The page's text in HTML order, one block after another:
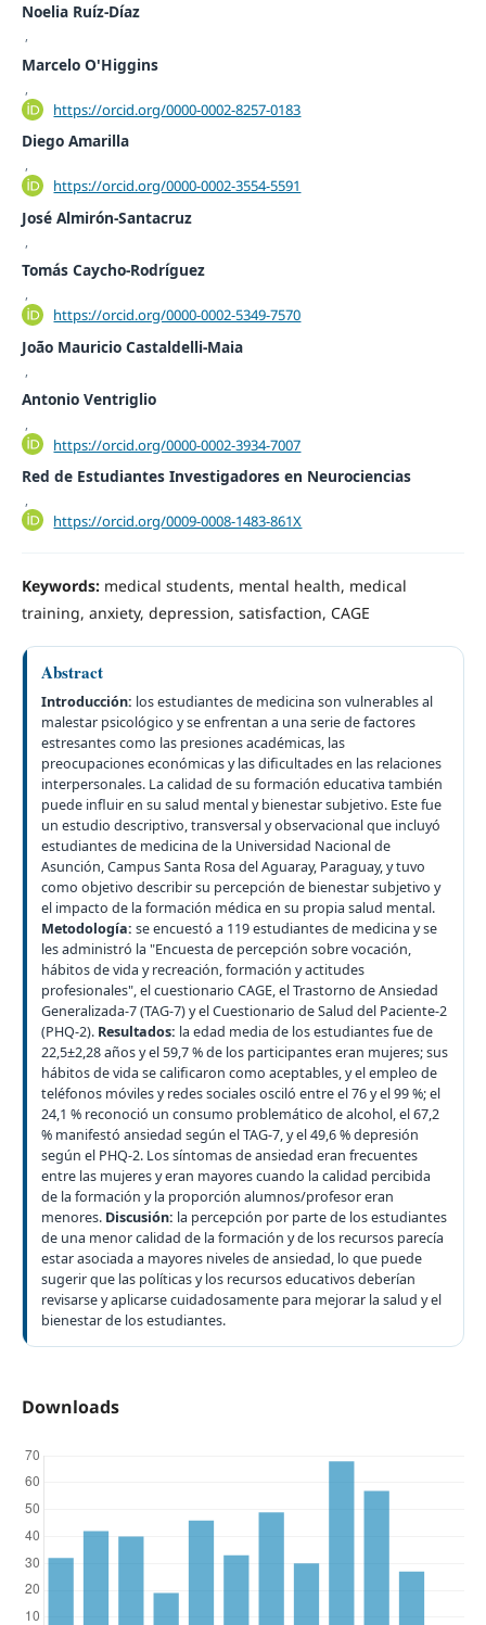
Noelia Ruíz-Díaz
,
Marcelo O'Higgins
https://orcid.org/0000-0002-8257-0183
Diego Amarilla
,
https://orcid.org/0000-0002-3554-5591
José Almirón-Santacruz
Tomás Caycho-Rodríguez
,
https://orcid.org/0000-0002-5349-7570
João Mauricio Castaldelli-Maia
Antonio Ventriglio
https://orcid.org/0000-0002-3934-7007
Red de Estudiantes Investigadores en Neurociencias
https://orcid.org/0009-0008-1483-861X
Keywords: medical students, mental health, medical
training, anxiety, depression, satisfaction, CAGE
Abstract
Introducción: los estudiantes de medicina son vulnerables al
malestar psicológico y se enfrentan a una serie de factores
estresantes como las presiones académicas, las
preocupaciones económicas y las dificultades en las relaciones
interpersonales. La calidad de su formación educativa también
puede influir en su salud mental y bienestar subjetivo. Este fue
un estudio descriptivo, transversal y observacional que incluyó
estudiantes de medicina de la Universidad Nacional de
Asunción, Campus Santa Rosa del Aguaray, Paraguay, y tuvo
como objetivo describir su percepción de bienestar subjetivo y
el impacto de la formación médica en su propia salud mental.
Metodología: se encuestó a 119 estudiantes de medicina y se
les administró la "Encuesta de percepción sobre vocación,
hábitos de vida y recreación, formación y actitudes
profesionales", el cuestionario CAGE, el Trastorno de Ansiedad
Generalizada-7 (TAG-7) y el Cuestionario de Salud del Paciente-2
(PHQ-2). Resultados: la edad media de los estudiantes fue de
22,5±2,28 años y el 59,7 % de los participantes eran mujeres; sus
hábitos de vida se calificaron como aceptables, y el empleo de
teléfonos móviles y redes sociales osciló entre el 76 y el 99 %; el
24,1 % reconoció un consumo problemático de alcohol, el 67,2
% manifestó ansiedad según el TAG-7, y el 49,6 % depresión
según el PHQ-2. Los síntomas de ansiedad eran frecuentes
entre las mujeres y eran mayores cuando la calidad percibida
de la formación y la proporción alumnos/profesor eran
menores. Discusión: la percepción por parte de los estudiantes
de una menor calidad de la formación y de los recursos parecía
estar asociada a mayores niveles de ansiedad, lo que puede
sugerir que las políticas y los recursos educativos deberían
revisarse y aplicarse cuidadosamente para mejorar la salud y el
bienestar de los estudiantes.
Downloads